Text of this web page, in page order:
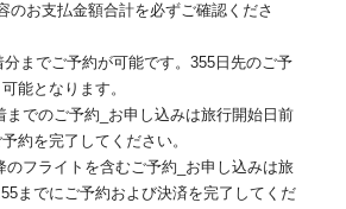
のお支払金額合計を必ずご確認くださ
までご予約が可能です。355日先のご予
能となります。
までのご予約_お申し込みは旅行開始日前
約を完了してください。
のフライトを含むご予約_お申し込みは旅
までにご予約および決済を完了してくだ